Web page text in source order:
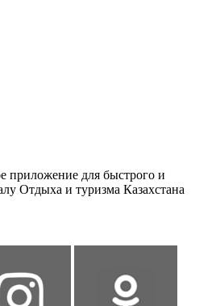
приложение для быстрого и
Отдыха и туризма Казахстана